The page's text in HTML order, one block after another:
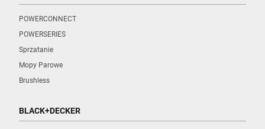
POWERCONNECT
POWERSERIES
Sprzatanie
Mopy Parowe
Brushless
BLACK+DECKER